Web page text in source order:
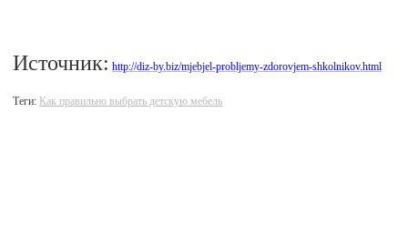
Источник: http://diz-by.biz/mjebjel-probljemy-zdorovjem-shkolnikov.html
Теги: Как правильно выбрать детскую мебель